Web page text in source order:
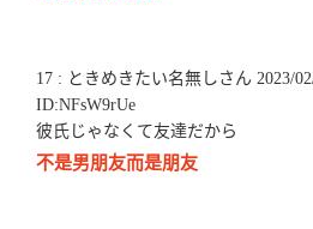
17 : ときめきたい名無しさん 2023/
ID:NFsW9rUe
彼氏じゃなくて友達だから
不是男朋友而是朋友